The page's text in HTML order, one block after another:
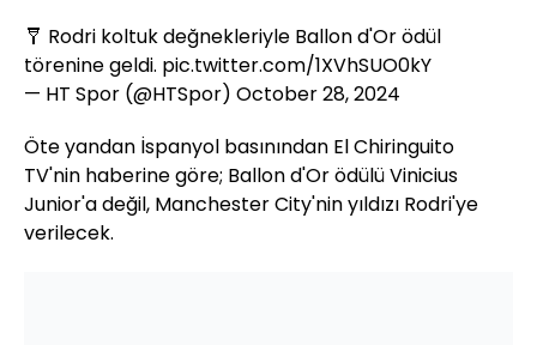
🩼 Rodri koltuk değnekleriyle Ballon d'Or ödül
törenine geldi. pic.twitter.com/1XVhSUO0kY
— HT Spor (@HTSpor) October 28, 2024
Öte yandan İspanyol basınından El Chiringuito
TV'nin haberine göre; Ballon d'Or ödülü Vinicius
Junior'a değil, Manchester City'nin yıldızı Rodri'ye
verilecek.